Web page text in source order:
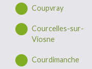
Coupvray
Courcelles-sur-
Viosne
Courdimanche